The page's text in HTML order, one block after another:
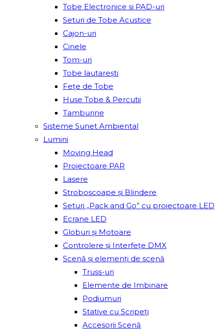
Tobe Electronice si PAD-uri
Seturi de Tobe Acustice
Cajon-uri
Cinele
Tom-uri
Tobe lautareşti
Fețe de Tobe
Huse Tobe & Percutii
Tamburine
Sisteme Sunet Ambiental
Lumini
Moving Head
Proiectoare PAR
Lasere
Stroboscoape și Blindere
Seturi „Pack and Go” cu proiectoare LED
Ecrane LED
Globuri și Motoare
Controlere și Interfețe DMX
Scenă și elemenți de scenă
Truss-uri
Elemente de Imbinare
Podiumuri
Stative cu Scripeți
Accesorii Scenă